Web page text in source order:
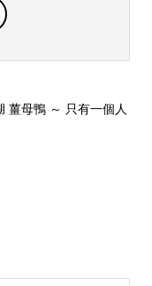
薑母鴨 ～ 只有一個人